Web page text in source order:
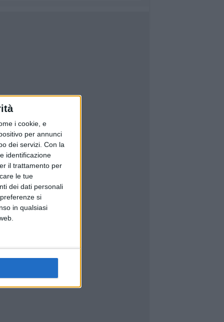
i cookie, e
per annunci
dei servizi. Con la
identificazione
il trattamento per
le tue
dei dati personali
si
in qualsiasi